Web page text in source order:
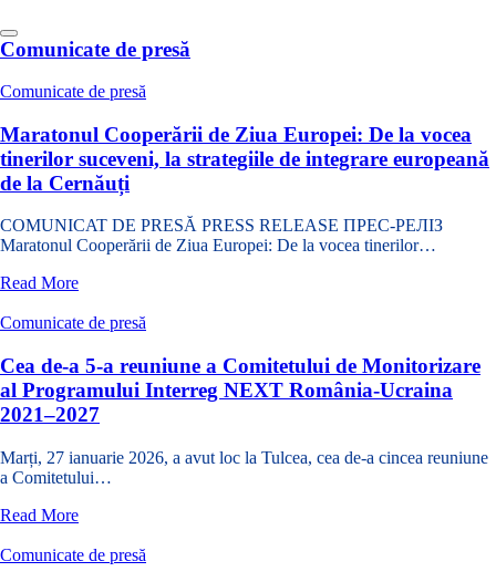
Comunicate de presă
Comunicate de presă
Maratonul Cooperării de Ziua Europei: De la vocea
tinerilor suceveni, la strategiile de integrare europeană
de la Cernăuți
COMUNICAT DE PRESĂ PRESS RELEASE ПРЕС-РЕЛІЗ
Maratonul Cooperării de Ziua Europei: De la vocea tinerilor…
Read Moredespre
Cooperării
Ziua
Europei:
De
la
tinerilor
suceveni,
strategiile
integrare
Comunicate de presă
Cea de-a 5-a reuniune a Comitetului de Monitorizare
al Programului Interreg NEXT România-Ucraina
2021–2027
Marți, 27 ianuarie 2026, a avut loc la Tulcea, cea de-a cincea reuniune
a Comitetului…
Read Moredespre
de-
Comunicate de presă